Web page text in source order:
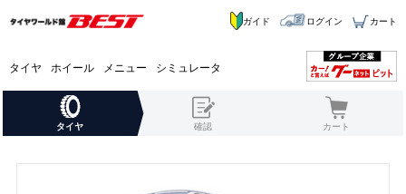
タイヤ ホイール メニュー シミュレータ
ガイド ログイン カート
タイヤ 確認 カート